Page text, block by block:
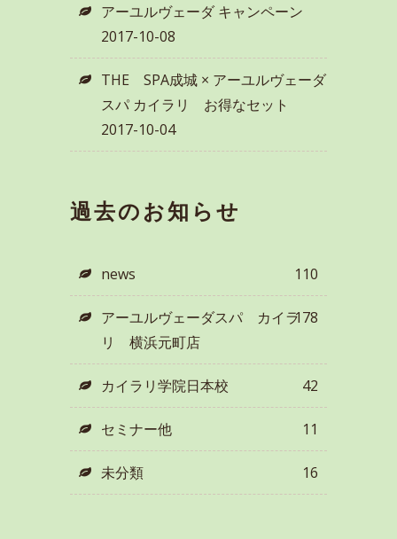
アーユルヴェーダ キャンペーン
2017-10-08
THE SPA成城 × アーユルヴェーダ
スパ カイラリ お得なセット
2017-10-04
過去のお知らせ
news 110
アーユルヴェーダスパ カイラ
リ 横浜元町店
178
カイラリ学院日本校 42
セミナー他 11
未分類 16